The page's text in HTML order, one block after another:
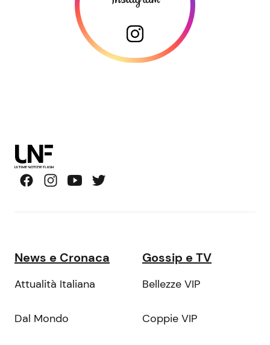
News e Cronaca
Attualità Italiana
Dal Mondo
Gossip e TV
Bellezze VIP
Coppie VIP